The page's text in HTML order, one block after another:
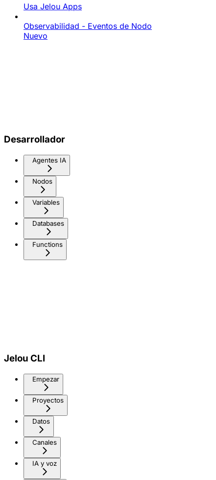
Usa Jelou Apps
Observabilidad - Eventos de Nodo
Nuevo
Desarrollador
Agentes IA
Nodos
Variables
Databases
Functions
Jelou CLI
Empezar
Proyectos
Datos
Canales
IA y voz